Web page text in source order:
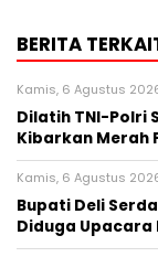
BERITA
Kamis, 6 Agustus
Dilatih TNI-Polri
Kibarkan Merah
Kamis, 6 Agustus
Bupati Deli
Diduga Upacara